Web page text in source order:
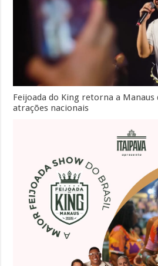
Feijoada do King retorna a Manaus
atrações nacionais